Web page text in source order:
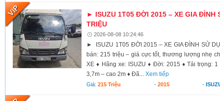
► ISUZU 1T05 ĐỜI 2015 – XE GIA ĐÌNH
TRIỆU
2026-08-08 10:24:46
► ISUZU 1T05 ĐỜI 2015 – XE GIA ĐÌNH SỬ
bán: 215 triệu – giá cực tốt, thương lượng nhẹ
XE ♦ Hãng xe: ISUZU ♦ Đời: 2015 ♦ Tải trọng:
3,7m – cao 2m ♦ Đã...Xem tiếp
Giá:215 Triệu - 2015 -